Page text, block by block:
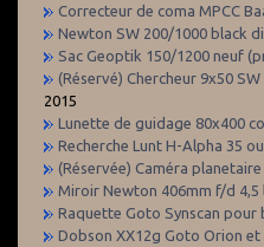
Correcteur de coma MPCC
Newton SW 200/1000 black
Sac Geoptik 150/1200 neuf
(Réservé) Chercheur 9x50
2015
Lunette de guidage 80x400
Recherche Lunt H-Alpha 35
(Réservée) Caméra planetaire
Miroir Newton 406mm f/d 4,5
Raquette Goto Synscan pour
Dobson XX12g Goto Orion et